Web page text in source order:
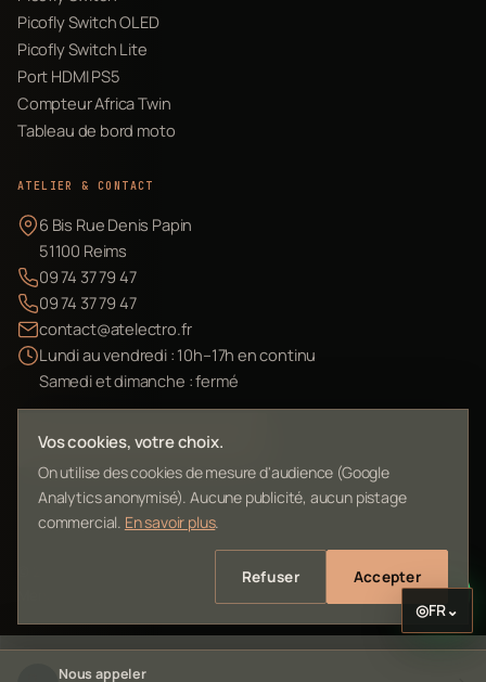
Picofly Switch OLED
Picofly Switch Lite
Port HDMI PS5
Compteur Africa Twin
Tableau de bord moto
ATELIER & CONTACT
6 Bis Rue Denis Papin
51100 Reims
09 74 37 79 47
09 74 37 79 47
contact@atelectro.fr
Lundi au vendredi : 10h–17h en continu
Samedi et dimanche : fermé
Envoyer mon matériel
L'Atelier Electro Reims — SIRET 10261022700013
Vos cookies, votre choix.
On utilise des cookies de mesure d'audience (Google
Analytics anonymisé). Aucune publicité, aucun pistage
commercial. En savoir plus.
Refuser Accepter
Nous appeler
◎FR⌄